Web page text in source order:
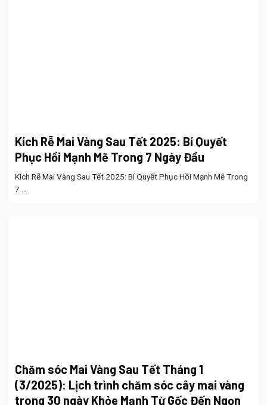
Kích Rễ Mai Vàng Sau Tết 2025: Bí Quyết
Phục Hồi Mạnh Mẽ Trong 7 Ngày Đầu
Kích Rễ Mai Vàng Sau Tết 2025: Bí Quyết Phục Hồi Mạnh Mẽ Trong
7 ...
Chăm sóc Mai Vàng Sau Tết Tháng 1
(3/2025): Lịch trình chăm sóc cây mai vàng
trong 30 ngày Khỏe Mạnh Từ Gốc Đến Ngọn